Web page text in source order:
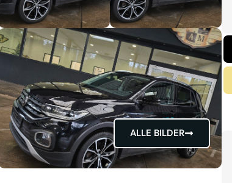
ALLE BILDER